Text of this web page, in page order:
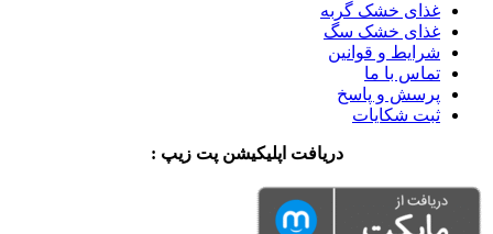
غذای خشک گربه
غذای خشک سگ
شرایط و قوانین
تماس با ما
پرسش و پاسخ
ثبت شکایات
دریافت اپلیکیشن پت زیپ :